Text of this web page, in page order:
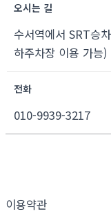
오시는 길
수서역에서 SRT승
하주차장 이용 가능)
전화
010-9939-3217
이용약관